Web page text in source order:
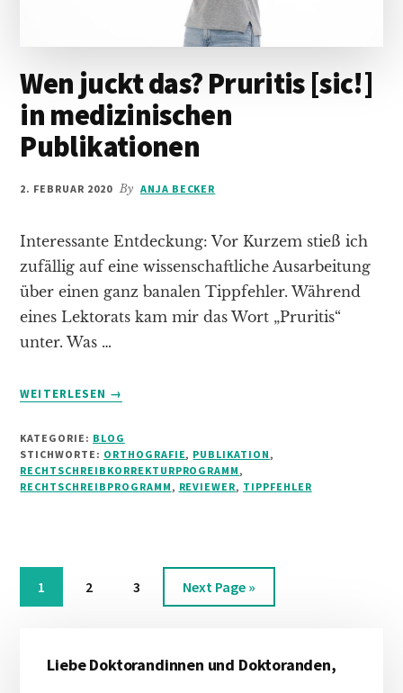
Wen juckt das? Pruritis [sic!]
in medizinischen
Publikationen
2. FEBRUAR 2020 By ANJA BECKER
Interessante Entdeckung: Vor Kurzem stieß ich
zufällig auf eine wissenschaftliche Ausarbeitung
über einen ganz banalen Tippfehler. Während
eines Lektorats kam mir das Wort „Pruritis“
unter. Was …
WEITERLESEN
INFOS
WEN
JUCKT
DAS?
MEDIZINISCHEN
PUBLIKATIONEN
→
KATEGORIE: BLOG
STICHWORTE: ORTHOGRAFIE, PUBLIKATION ,
RECHTSCHREIBKORREKTURPROGRAMM ,
RECHTSCHREIBPROGRAMM , REVIEWER, TIPPFEHLER
Seite
1 Seite
2 Seite
3
Go
to
Next Page »
Sidebar
Liebe Doktorandinnen und Doktoranden,